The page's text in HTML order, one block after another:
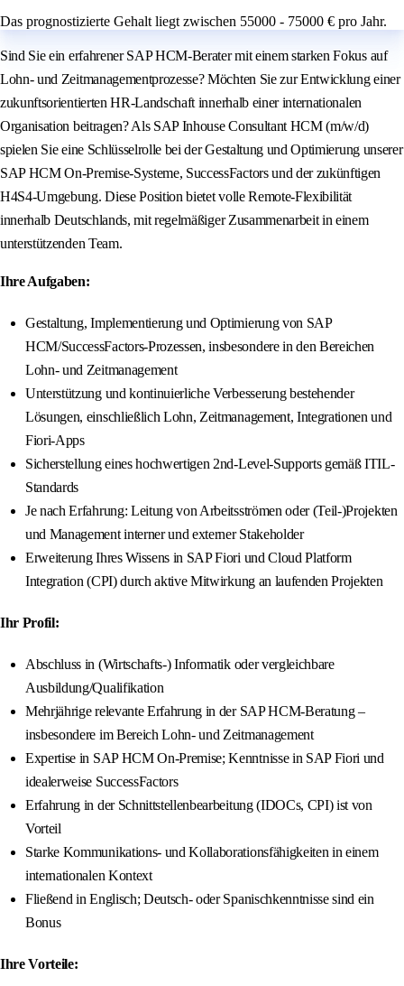
Das prognostizierte Gehalt liegt zwischen 55000 - 75000 € pro Jahr.
Sind Sie ein erfahrener SAP HCM-Berater mit einem starken Fokus auf
Lohn- und Zeitmanagementprozesse? Möchten Sie zur Entwicklung einer
zukunftsorientierten HR-Landschaft innerhalb einer internationalen
Organisation beitragen? Als SAP Inhouse Consultant HCM (m/w/d)
spielen Sie eine Schlüsselrolle bei der Gestaltung und Optimierung unserer
SAP HCM On-Premise-Systeme, SuccessFactors und der zukünftigen
H4S4-Umgebung. Diese Position bietet volle Remote-Flexibilität
innerhalb Deutschlands, mit regelmäßiger Zusammenarbeit in einem
unterstützenden Team.
Ihre Aufgaben:
Gestaltung, Implementierung und Optimierung von SAP
HCM/SuccessFactors-Prozessen, insbesondere in den Bereichen
Lohn- und Zeitmanagement
Unterstützung und kontinuierliche Verbesserung bestehender
Lösungen, einschließlich Lohn, Zeitmanagement, Integrationen und
Fiori-Apps
Sicherstellung eines hochwertigen 2nd-Level-Supports gemäß ITIL-
Standards
Je nach Erfahrung: Leitung von Arbeitsströmen oder (Teil-)Projekten
und Management interner und externer Stakeholder
Erweiterung Ihres Wissens in SAP Fiori und Cloud Platform
Integration (CPI) durch aktive Mitwirkung an laufenden Projekten
Ihr Profil:
Abschluss in (Wirtschafts-) Informatik oder vergleichbare
Ausbildung/Qualifikation
Mehrjährige relevante Erfahrung in der SAP HCM-Beratung –
insbesondere im Bereich Lohn- und Zeitmanagement
Expertise in SAP HCM On-Premise; Kenntnisse in SAP Fiori und
idealerweise SuccessFactors
Erfahrung in der Schnittstellenbearbeitung (IDOCs, CPI) ist von
Vorteil
Starke Kommunikations- und Kollaborationsfähigkeiten in einem
internationalen Kontext
Fließend in Englisch; Deutsch- oder Spanischkenntnisse sind ein
Bonus
Ihre Vorteile: